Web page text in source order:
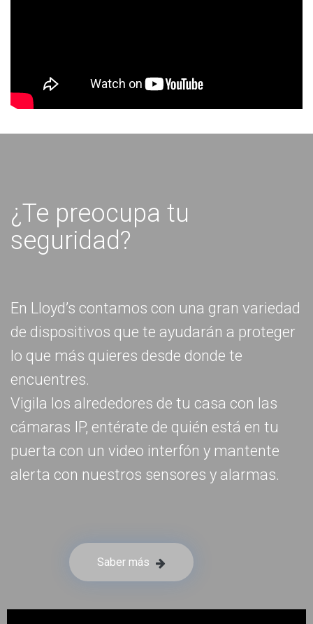
¿Te preocupa tu
seguridad?
En Lloyd’s contamos con una gran variedad
de dispositivos que te ayudarán a proteger
lo que más quieres desde donde te
encuentres.
Vigila los alrededores de tu casa con las
cámaras IP, entérate de quién está en tu
puerta con un video interfón y mantente
alerta con nuestros sensores y alarmas.
Saber más